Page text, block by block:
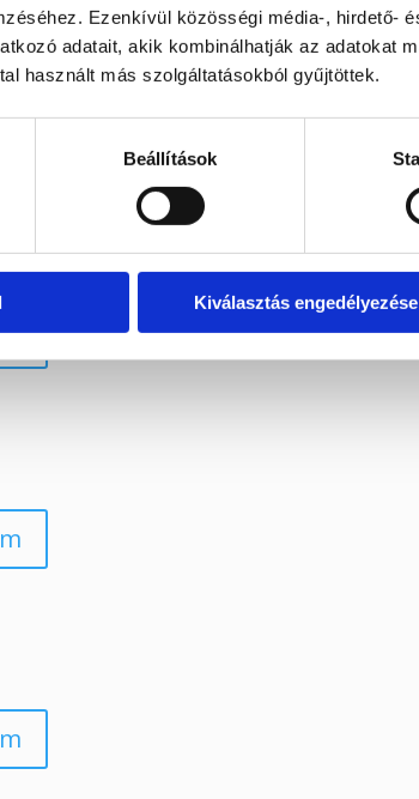
Ezenkívül közösségi média-, hirdető-
adatait, akik kombinálhatják az adatokat
használt más szolgáltatásokból gyűjtöttek.
Beállítások
Kiválasztás engedélyezése